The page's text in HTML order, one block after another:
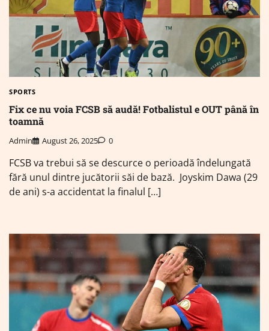
SPORTS
Fix ce nu voia FCSB să audă! Fotbalistul e OUT până în
toamnă
Admin August 26, 2025 0
FCSB va trebui să se descurce o perioadă îndelungată
fără unul dintre jucătorii săi de bază. Joyskim Dawa (29
de ani) s-a accidentat la finalul […]